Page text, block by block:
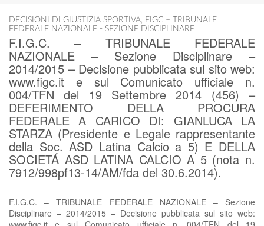
DECISIONI DI GIUSTIZIA SPORTIVA, FIGC – TRIBUNALE
FEDERALE NAZIONALE - SEZIONE DISCIPLINARE
F.I.G.C. – TRIBUNALE FEDERALE
NAZIONALE – Sezione Disciplinare –
2014/2015 – Decisione pubblicata sul sito web:
www.figc.it e sul Comunicato ufficiale n.
004/TFN del 19 Settembre 2014 (456) –
DEFERIMENTO DELLA PROCURA
FEDERALE A CARICO DI: GIANLUCA LA
STARZA (Presidente e Legale rappresentante
della Soc. ASD Latina Calcio a 5) E DELLA
SOCIETÁ ASD LATINA CALCIO A 5 (nota n.
7912/998pf13-14/AM/fda del 30.6.2014).
F.I.G.C. – TRIBUNALE FEDERALE NAZIONALE – Sezione
Disciplinare – 2014/2015 – Decisione pubblicata sul sito web: